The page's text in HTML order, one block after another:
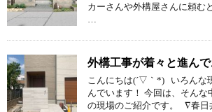
カーさんや外構屋さんに頼む
…
外構工事が着々と進んで
こんにちは(´▽｀*) いろんな
んでいます！ 今回は、そんな
の現場のご紹介です。 ∇春日